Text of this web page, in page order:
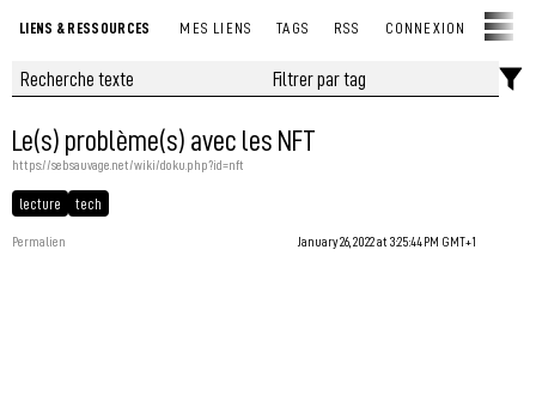
LIENS & RESSOURCES MES LIENS TAGS RSS CONNEXION
Le(s) problème(s) avec les NFT
https://sebsauvage.net/wiki/doku.php?id=nft
lecture tech
Permalien January 26, 2022 at 3:25:44 PM GMT+1